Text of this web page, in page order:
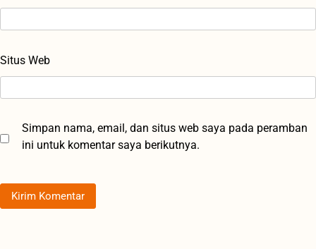
Situs Web
Simpan nama, email, dan situs web saya pada peramban
ini untuk komentar saya berikutnya.